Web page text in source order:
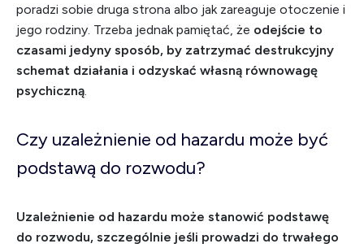
poradzi sobie druga strona albo jak zareaguje otoczenie i
jego rodziny. Trzeba jednak pamiętać, że odejście to
czasami jedyny sposób, by zatrzymać destrukcyjny
schemat działania i odzyskać własną równowagę
psychiczną
Czy uzależnienie od hazardu może być
podstawą do rozwodu?
Uzależnienie od hazardu może stanowić podstawę
do rozwodu, szczególnie jeśli prowadzi do trwałego